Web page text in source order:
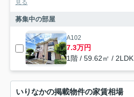
見る
募集中の部屋
A102
7.3万円
1階 / 59.62㎡ / 2LDK
いりなかの掲載物件の家賃相場